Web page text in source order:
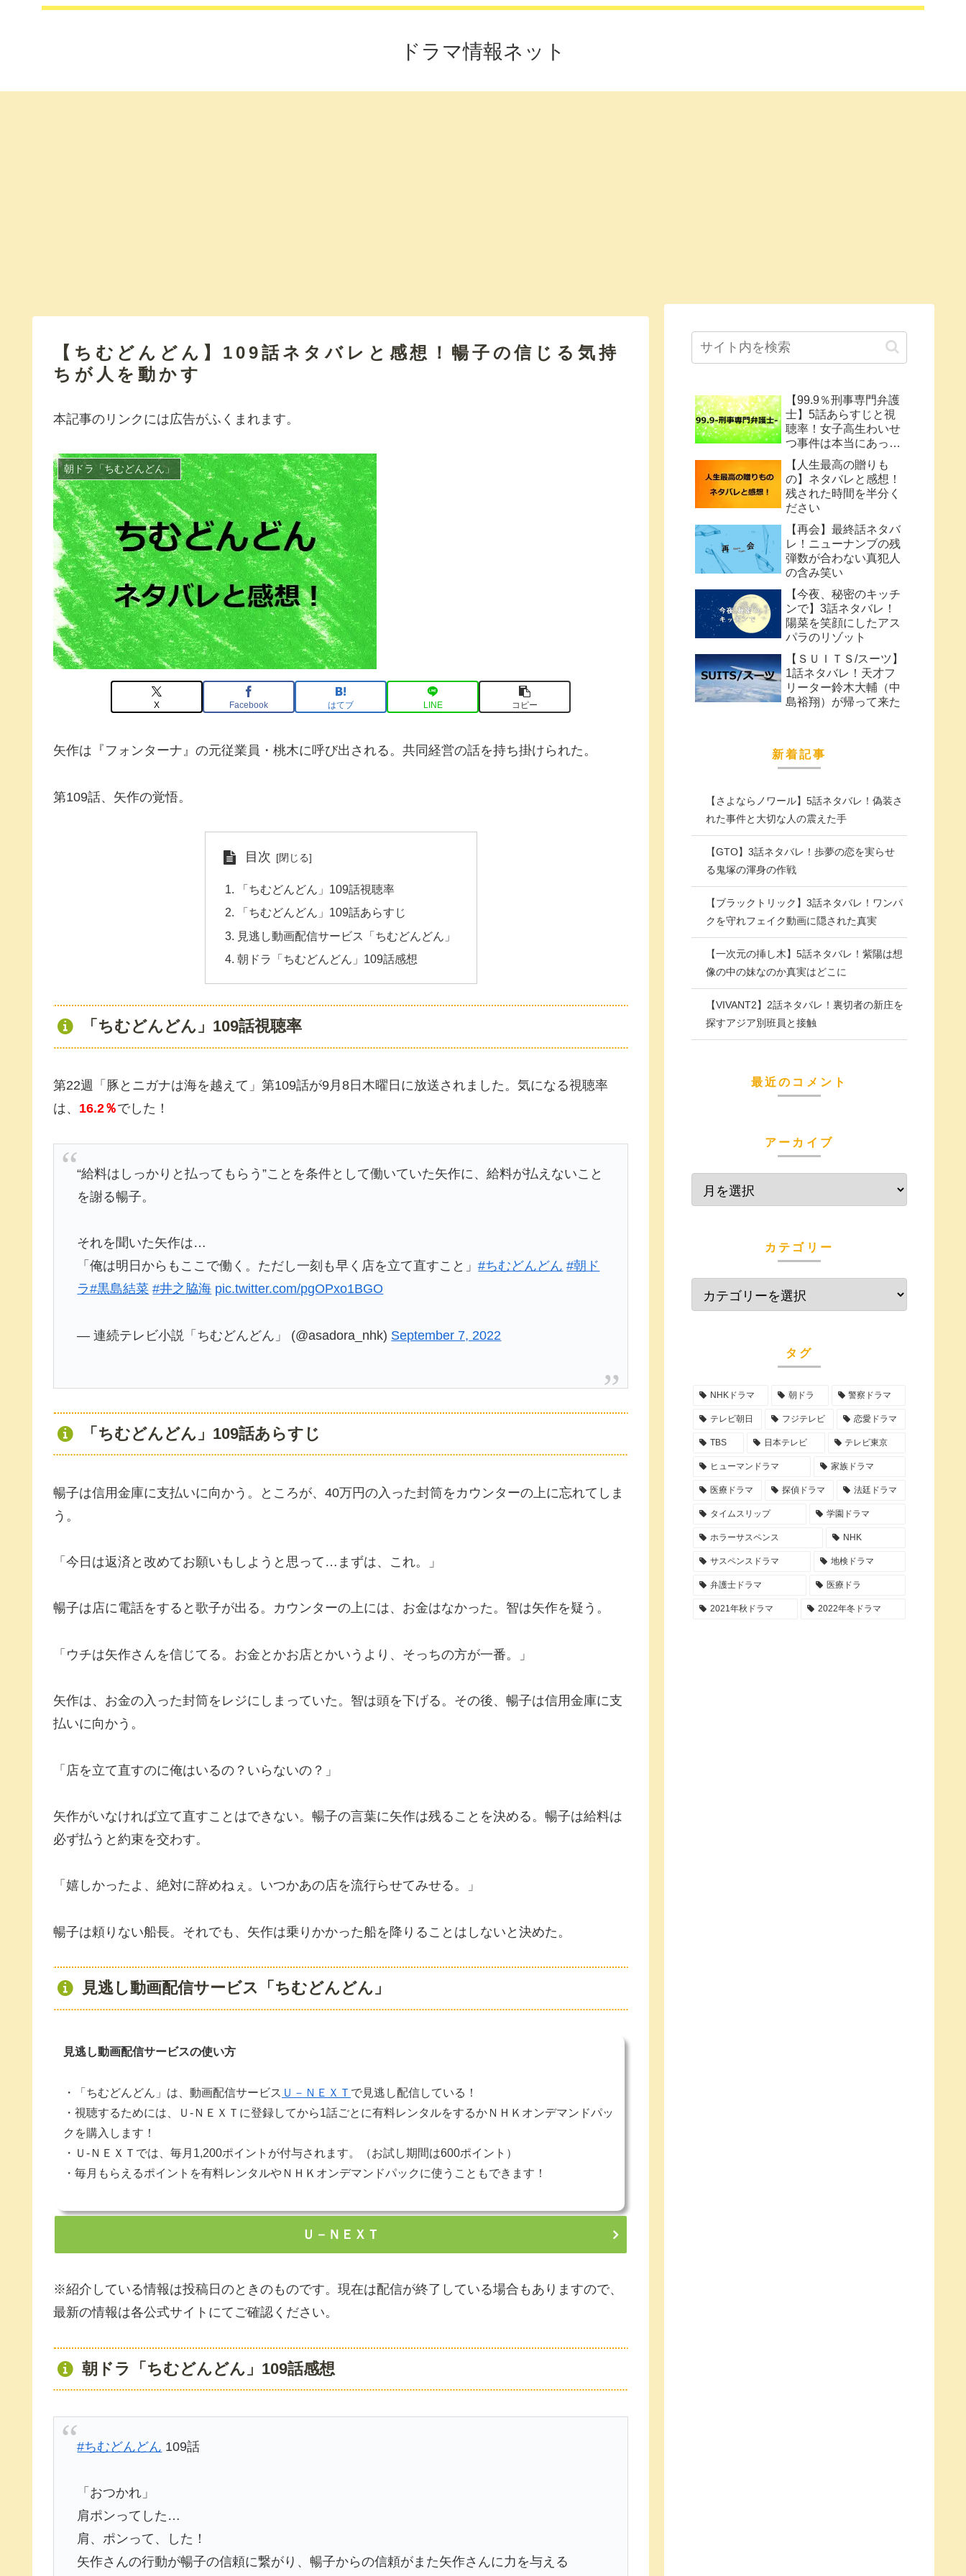
ドラマ情報ネット
【ちむどんどん】109話ネタバレと感想！暢子の信じる気持
ちが人を動かす
本記事のリンクには広告がふくまれます。
朝ドラ「ちむどんどん」
X Facebook はてブ LINE コピー
矢作は『フォンターナ』の元従業員・桃木に呼び出される。共同経営の話を持ち掛けられた。
第109話、矢作の覚悟。
目次
「ちむどんどん」109話視聴率
「ちむどんどん」109話あらすじ
見逃し動画配信サービス「ちむどんどん」
朝ドラ「ちむどんどん」109話感想
「ちむどんどん」109話視聴率
第22週「豚とニガナは海を越えて」第109話が9月8日木曜日に放送されました。気になる視聴率
は、 16.2％でした！
“給料はしっかりと払ってもらう”ことを条件として働いていた矢作に、給料が払えないこと
を謝る暢子。
それを聞いた矢作は…
「俺は明日からもここで働く。ただし一刻も早く店を立て直すこと」#ちむどんどん #朝ド
ラ#黒島結菜 #井之脇海 pic.twitter.com/pgOPxo1BGO
— 連続テレビ小説「ちむどんどん」 (@asadora_nhk) September 7, 2022
「ちむどんどん」109話あらすじ
暢子は信用金庫に支払いに向かう。ところが、40万円の入った封筒をカウンターの上に忘れてしま
う。
「今日は返済と改めてお願いもしようと思って…まずは、これ。」
暢子は店に電話をすると歌子が出る。カウンターの上には、お金はなかった。智は矢作を疑う。
「ウチは矢作さんを信じてる。お金とかお店とかいうより、そっちの方が一番。」
矢作は、お金の入った封筒をレジにしまっていた。智は頭を下げる。その後、暢子は信用金庫に支
払いに向かう。
「店を立て直すのに俺はいるの？いらないの？」
矢作がいなければ立て直すことはできない。暢子の言葉に矢作は残ることを決める。暢子は給料は
必ず払うと約束を交わす。
「嬉しかったよ、絶対に辞めねぇ。いつかあの店を流行らせてみせる。」
暢子は頼りない船長。それでも、矢作は乗りかかった船を降りることはしないと決めた。
見逃し動画配信サービス「ちむどんどん」
見逃し動画配信サービスの使い方
・「ちむどんどん」は、動画配信サービス Ｕ－ＮＥＸＴ で見逃し配信している！
・視聴するためには、Ｕ-ＮＥＸＴに登録してから1話ごとに有料レンタルをするかＮＨＫオンデマンドパッ
クを購入します！
・Ｕ-ＮＥＸＴでは、毎月1,200ポイントが付与されます。（お試し期間は600ポイント）
・毎月もらえるポイントを有料レンタルやＮＨＫオンデマンドパックに使うこともできます！
Ｕ－ＮＥＸＴ
※紹介している情報は投稿日のときのものです。現在は配信が終了している場合もありますので、
最新の情報は各公式サイトにてご確認ください。
朝ドラ「ちむどんどん」109話感想
#ちむどんどん 109話
「おつかれ」
肩ポンってした…
肩、ポンって、した！
矢作さんの行動が暢子の信頼に繋がり、暢子からの信頼がまた矢作さんに力を与える
【99.9％刑事専門弁護
士】5話あらすじと視
聴率！女子高生わいせ
つ事件は本当にあった
のか
【人生最高の贈りも
の】ネタバレと感想！
残された時間を半分く
ださい
【再会】最終話ネタバ
レ！ニューナンブの残
弾数が合わない真犯人
の含み笑い
【今夜、秘密のキッチ
ンで】3話ネタバレ！
陽菜を笑顔にしたアス
パラのリゾット
【ＳＵＩＴＳ/スーツ】
1話ネタバレ！天才フ
リーター鈴木大輔（中
島裕翔）が帰って来た
新着記事
【さよならノワール】5話ネタバレ！偽装さ
れた事件と大切な人の震えた手
【GTO】3話ネタバレ！歩夢の恋を実らせ
る鬼塚の渾身の作戦
【ブラックトリック】3話ネタバレ！ワンパ
クを守れフェイク動画に隠された真実
【一次元の挿し木】5話ネタバレ！紫陽は想
像の中の妹なのか真実はどこに
【VIVANT2】2話ネタバレ！裏切者の新庄を
探すアジア別班員と接触
最近のコメント
アーカイブ
カテゴリー
タグ
NHKドラマ 朝ドラ 警察ドラマ
テレビ朝日 フジテレビ 恋愛ドラマ
TBS 日本テレビ テレビ東京
ヒューマンドラマ 家族ドラマ
医療ドラマ 探偵ドラマ 法廷ドラマ
タイムスリップ 学園ドラマ
ホラーサスペンス NHK
サスペンスドラマ 地検ドラマ
弁護士ドラマ 医療ドラ
2021年秋ドラマ 2022年冬ドラマ